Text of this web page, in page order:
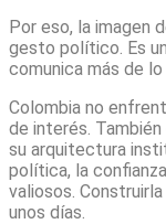
Por eso, la imagen
gesto político. Es
comunica más de
Colombia no
de interés.
su arquitectura
política, la
valiosos.
unos días.